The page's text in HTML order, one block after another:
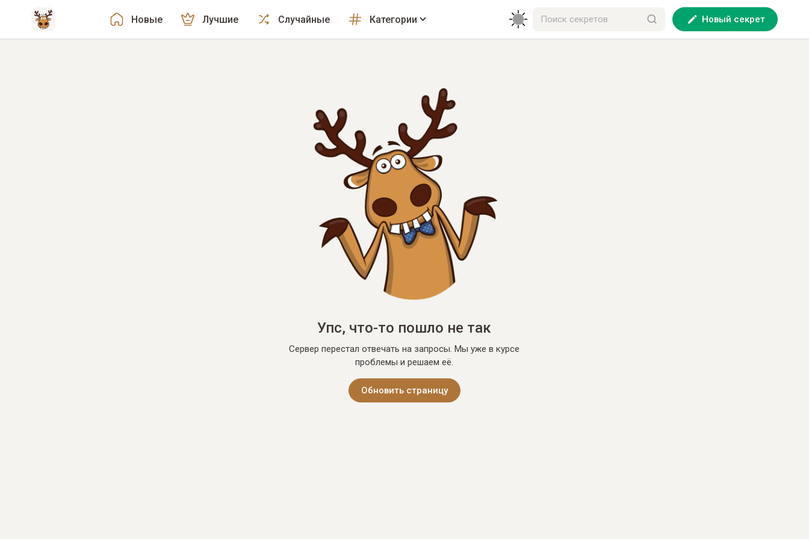
Новые Лучшие Случайные Категории Новый секрет
Упс, что-то пошло не так
Сервер перестал отвечать на запросы. Мы уже в курсе
проблемы и решаем её.
Обновить страницу